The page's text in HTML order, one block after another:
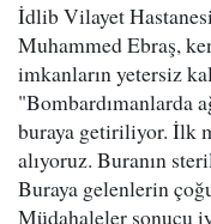
İdlib Vilayet
Muhammed Ebraş,
imkanların yetersiz
"Bombardımanlarda
buraya getiriliyor. İlk
alıyoruz. Buranın
Buraya gelenlerin
Müdahaleler sonucu